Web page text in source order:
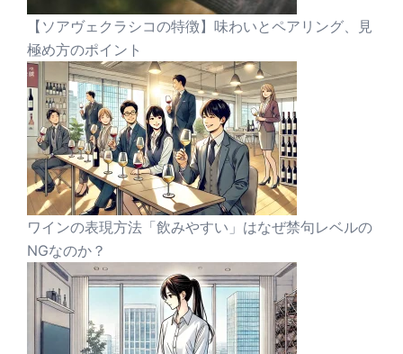
【ソアヴェクラシコの特徴】味わいとペアリング、見
極め方のポイント
ワインの表現方法「飲みやすい」はなぜ禁句レベルの
NGなのか？